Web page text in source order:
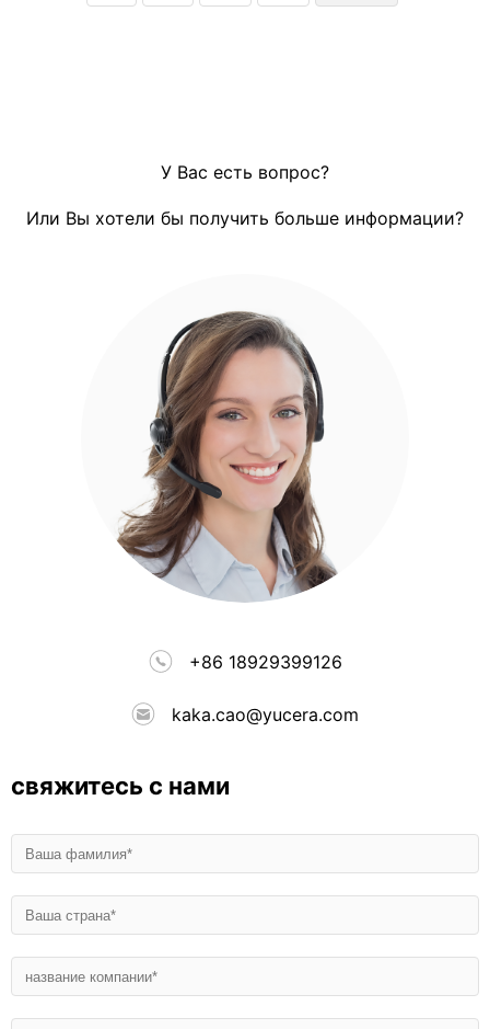
У Вас есть вопрос?
Или Вы хотели бы получить больше информации?
+86 18929399126
kaka.cao@yucera.com
свяжитесь с нами